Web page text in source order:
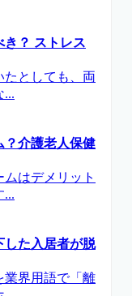
き？ ストレス
たとしても、両
...
？介護老人保健
はデメリット
...
した入居者が脱
業界用語で「離